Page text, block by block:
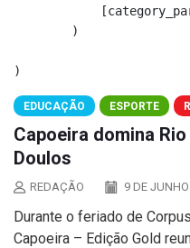
        )
EDUCAÇÃO ESPORTE
Capoeira domina
Doulos
REDAÇÃO 9 DE
Durante o feriado de
Capoeira – Edição Gold